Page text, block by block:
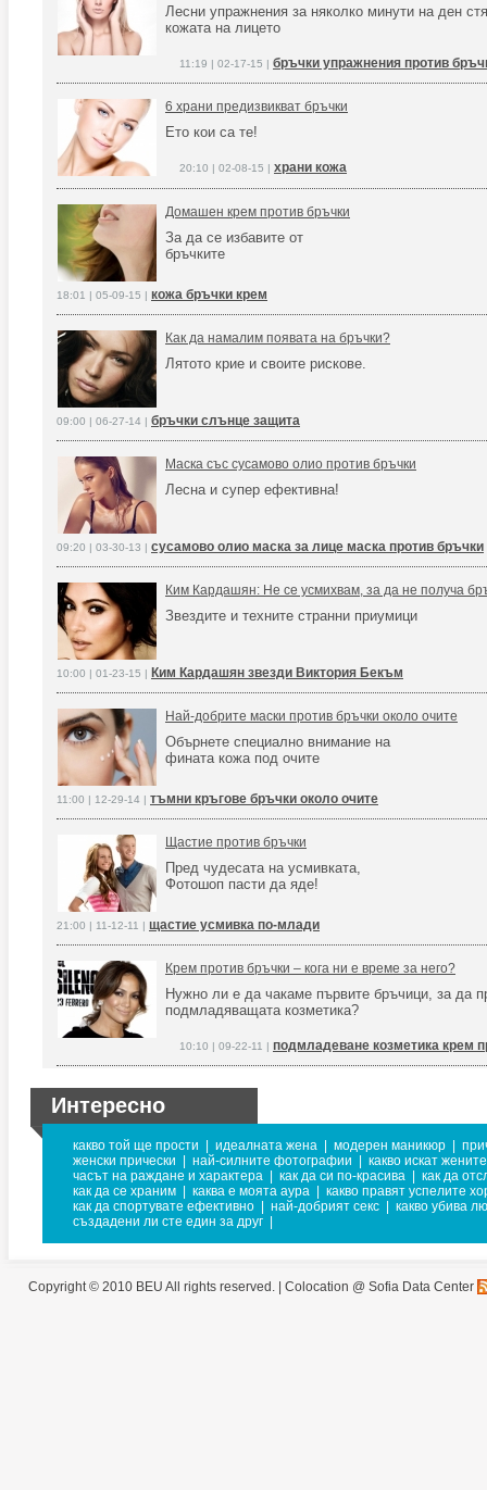
Лесни упражнения за няколко минути на ден
кожата на лицето
11:19 | 02-17-15 | бръчки упражнения против
6 храни предизвикват бръчки
Ето кои са те!
20:10 | 02-08-15 | храни кожа
Домашен крем против бръчки
За да се избавите от
бръчките
18:01 | 05-09-15 | кожа бръчки крем
Как да намалим появата на бръчки?
Лятото крие и своите рискове.
09:00 | 06-27-14 | бръчки слънце защита
Маска със сусамово олио против бръчки
Лесна и супер ефективна!
09:20 | 03-30-13 | сусамово олио маска за лице маска против бръчки
Ким Кардашян: Не се усмихвам, за да не получа
Звездите и техните странни приумици
10:00 | 01-23-15 | Ким Кардашян звезди Виктория Бекъм
Най-добрите маски против бръчки около очите
Обърнете специално внимание на
фината кожа под очите
11:00 | 12-29-14 | тъмни кръгове бръчки около очите
Щастие против бръчки
Пред чудесата на усмивката,
Фотошоп пасти да яде!
21:00 | 11-12-11 | щастие усмивка по-млади
Крем против бръчки – кога ни е време за него?
Нужно ли е да чакаме първите бръчици, за да
подмладяващата козметика?
10:10 | 09-22-11 | подмладеване козметика крем
Интересно
какво той ще прости идеалната жена модерен маникюр
женски прически
най-силните фотографии
какво искат жените
часът на раждане и характера
как да си по-красива
как да
как да се храним
каква е моята аура
какво правят успелите
как да спортувате ефективно
най-добрият секс
какво убива
създадени ли сте един за друг
Copyright © 2010 BEU All rights reserved. | Colocation @ Sofia Data Center